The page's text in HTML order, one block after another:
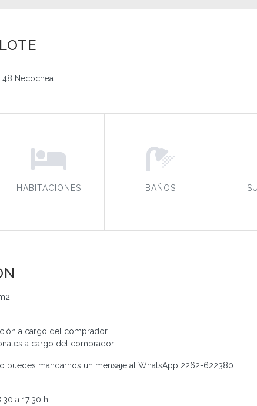
48 Necochea
HABITACIONES BAÑOS
a cargo del comprador.
a cargo del comprador.
puedes mandarnos un mensaje al WhatsApp 2262-622380
a 17:30 h